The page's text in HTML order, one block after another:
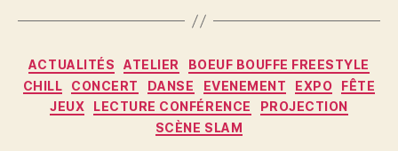
Catégories
ACTUALITÉS ATELIER
BOEUF BOUFFE FREESTYLE
CHILL
CONCERT DANSE EVENEMENT EXPO
FÊTE
JEUX
LECTURE CONFÉRENCE
PROJECTION
SCÈNE SLAM